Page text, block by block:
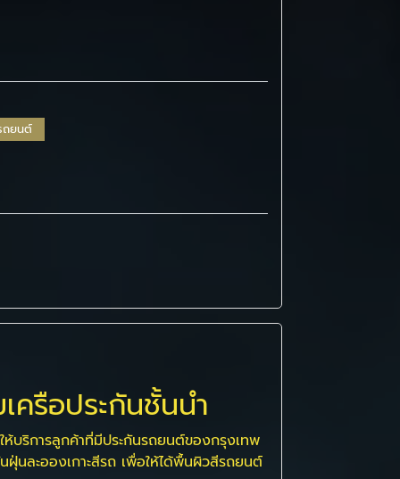
ถยนต์
รือประกันชั้นนำ
ริการลูกค้าที่มีประกันรถยนต์ของกรุงเทพ
นละอองเกาะสีรถ เพื่อให้ได้พื้นผิวสีรถยนต์